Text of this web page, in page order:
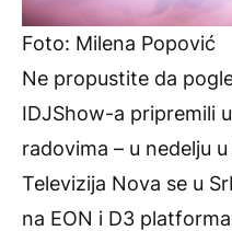
Foto: Milena Popović
Ne propustite da
IDJShow-a pripremili
radovima – u nedelju
Televizija Nova se u
na EON i D3